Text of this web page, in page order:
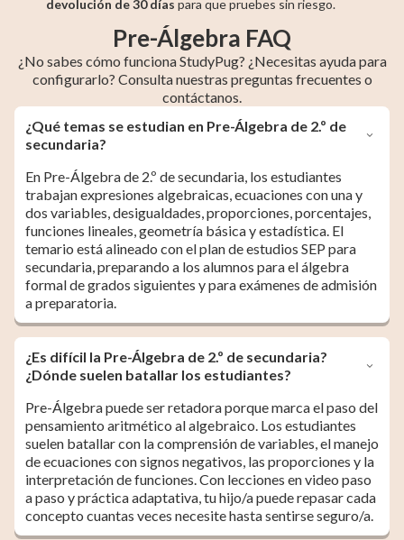
devolución de 30 días para que pruebes sin riesgo.
Pre-Álgebra FAQ
¿No sabes cómo funciona StudyPug? ¿Necesitas ayuda para
configurarlo? Consulta nuestras preguntas frecuentes o
contáctanos.
¿Qué temas se estudian en Pre-Álgebra de 2.º de
secundaria?
En Pre-Álgebra de 2.º de secundaria, los estudiantes
trabajan expresiones algebraicas, ecuaciones con una y
dos variables, desigualdades, proporciones, porcentajes,
funciones lineales, geometría básica y estadística. El
temario está alineado con el plan de estudios SEP para
secundaria, preparando a los alumnos para el álgebra
formal de grados siguientes y para exámenes de admisión
a preparatoria.
¿Es difícil la Pre-Álgebra de 2.º de secundaria?
¿Dónde suelen batallar los estudiantes?
Pre-Álgebra puede ser retadora porque marca el paso del
pensamiento aritmético al algebraico. Los estudiantes
suelen batallar con la comprensión de variables, el manejo
de ecuaciones con signos negativos, las proporciones y la
interpretación de funciones. Con lecciones en video paso
a paso y práctica adaptativa, tu hijo/a puede repasar cada
concepto cuantas veces necesite hasta sentirse seguro/a.